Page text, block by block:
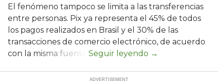
El fenómeno tampoco se limita a las transferencias
entre personas. Pix ya representa el 45% de todos
los pagos realizados en Brasil y el 30% de las
transacciones de comercio electrónico, de acuerdo
con la misma fuente.